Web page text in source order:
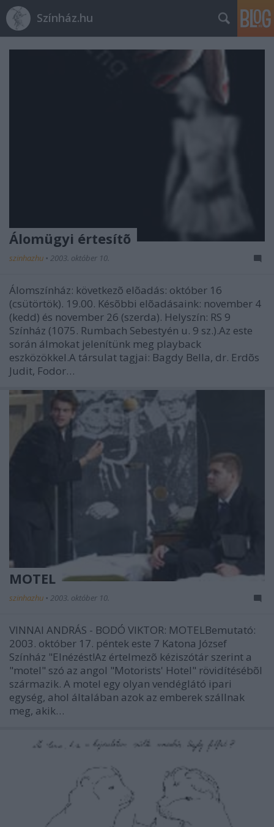
Színház.hu
Álomügyi értesítõ
szinhazhu • 2003. október 10.
Álomszínház: következõ elõadás: október 16
(csütörtök). 19.00. Késõbbi elõadásaink: november 4
(kedd) és november 26 (szerda). Helyszín: RS 9
Színház (1075. Rumbach Sebestyén u. 9 sz.).Az este
során álmokat jelenítünk meg playback
eszközökkel.A társulat tagjai: Bagdy Bella, dr. Erdõs
Judit, Fodor…
MOTEL
szinhazhu • 2003. október 10.
VINNAI ANDRÁS - BODÓ VIKTOR: MOTELBemutató:
2003. október 17. péntek este 7 Katona József
Színház "Elnézést!Az értelmezõ kéziszótár szerint a
"motel" szó az angol "Motorists' Hotel" rövidítésébõl
származik. A motel egy olyan vendéglátó ipari
egység, ahol általában azok az emberek szállnak
meg, akik…